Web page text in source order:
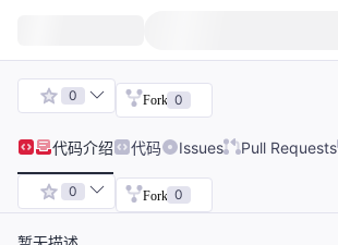
0 Fork 0
代码介绍 代码 Issues Pull Requests
0 Fork 0